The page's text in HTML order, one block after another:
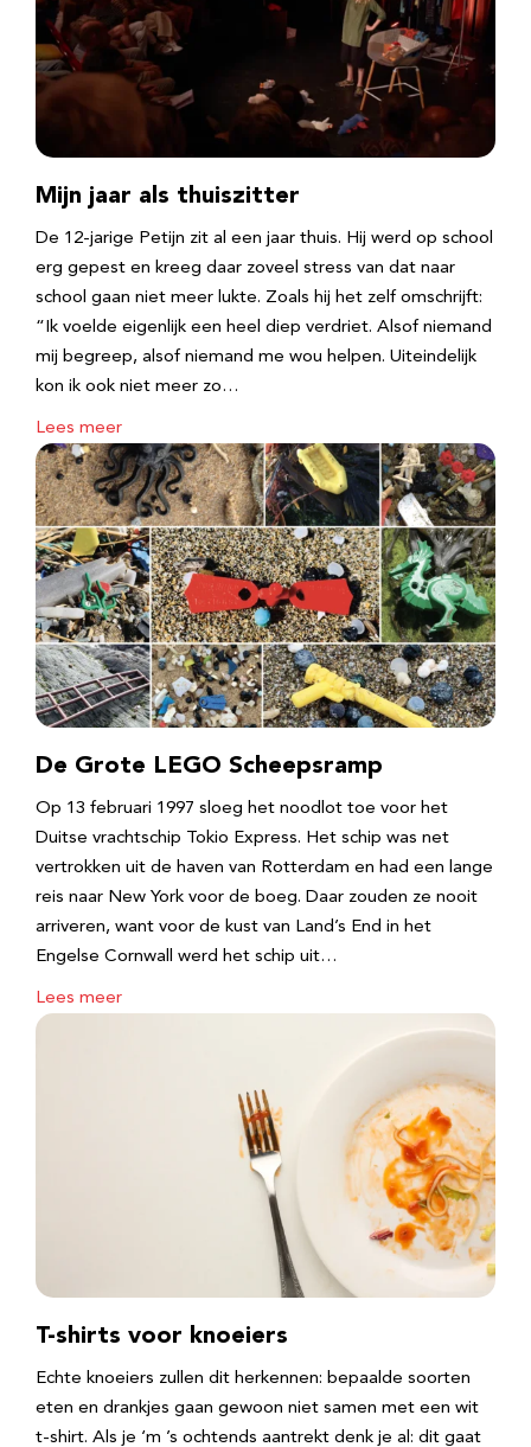
Mijn jaar als thuiszitter
De 12-jarige Petijn zit al een jaar thuis. Hij werd op school
erg gepest en kreeg daar zoveel stress van dat naar
school gaan niet meer lukte. Zoals hij het zelf omschrijft:
“Ik voelde eigenlijk een heel diep verdriet. Alsof niemand
mij begreep, alsof niemand me wou helpen. Uiteindelijk
kon ik ook niet meer zo…
Lees meer
De Grote LEGO Scheepsramp
Op 13 februari 1997 sloeg het noodlot toe voor het
Duitse vrachtschip Tokio Express. Het schip was net
vertrokken uit de haven van Rotterdam en had een lange
reis naar New York voor de boeg. Daar zouden ze nooit
arriveren, want voor de kust van Land’s End in het
Engelse Cornwall werd het schip uit…
Lees meer
T-shirts voor knoeiers
Echte knoeiers zullen dit herkennen: bepaalde soorten
eten en drankjes gaan gewoon niet samen met een wit
t-shirt. Als je ‘m ’s ochtends aantrekt denk je al: dit gaat